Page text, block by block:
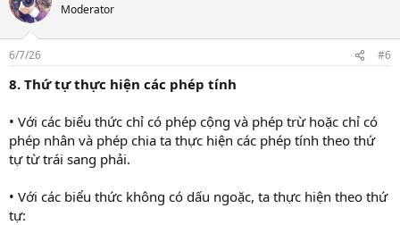
Moderator
6/7/26 #6
8. Thứ tự thực hiện các phép tính
• Với các biểu thức chỉ có phép cộng và phép trừ hoặc chỉ có
phép nhân và phép chia ta thực hiện các phép tính theo thứ
tự từ trái sang phải.
• Với các biểu thức không có dấu ngoặc, ta thực hiện theo thứ
tự: